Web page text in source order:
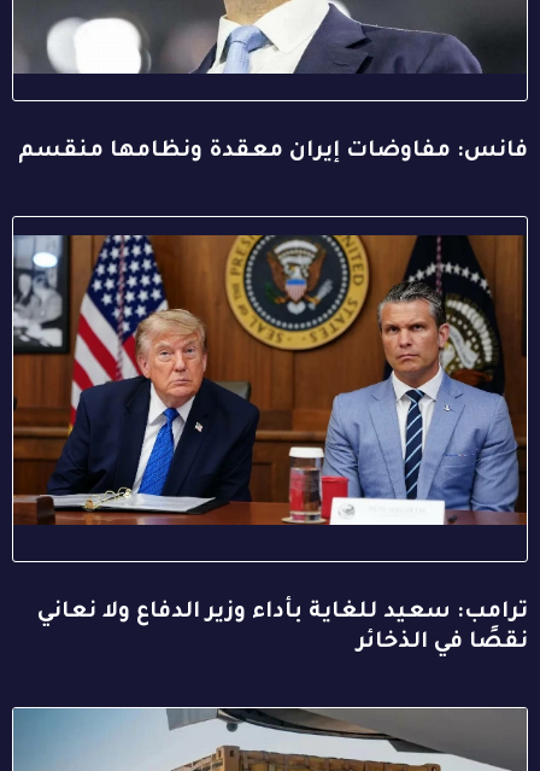
فانس: مفاوضات إيران معقدة ونظامها منقسم
ترامب: سعيد للغاية بأداء وزير الدفاع ولا نعاني
نقصًا في الذخائر